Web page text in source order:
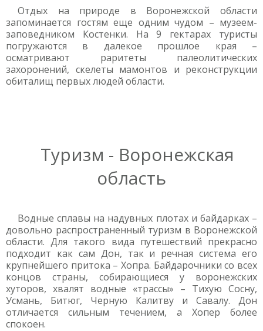
Отдых на природе в Воронежской области
запоминается гостям еще одним чудом – музеем-
заповедником Костенки. На 9 гектарах туристы
погружаются в далекое прошлое края –
осматривают раритеты палеолитических
захоронений, скелеты мамонтов и реконструкции
обиталищ первых людей области.
Туризм - Воронежская
область
Водные сплавы на надувных плотах и байдарках –
довольно распространенный туризм в Воронежской
области. Для такого вида путешествий прекрасно
подходит как сам Дон, так и речная система его
крупнейшего притока – Хопра. Байдарочники со всех
концов страны, собирающиеся у воронежских
хуторов, хвалят водные «трассы» – Тихую Сосну,
Усмань, Битюг, Черную Калитву и Савалу. Дон
отличается сильным течением, а Хопер более
спокоен.